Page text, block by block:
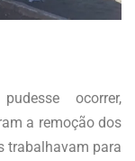
ocorrer,
a remoção dos
trabalhavam para